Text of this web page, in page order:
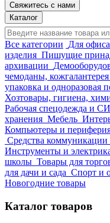
Свяжитесь с нами
Каталог
Все категории Для офиса
изделия Пишущие
архивации
чемоданы, кожгалантерея
упаковка и одноразовая
Хозтовары, гигиена,
Рабочая спецодежда и
хранения Мебель
Компьютеры и
Средства коммуникации
Инструменты и
школы Товары для
для дачи и сада Спорт и
Новогодние товары
Каталог товаров